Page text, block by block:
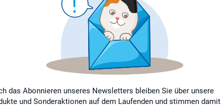
das Abonnieren unseres Newsletters bleiben Sie über unsere
und Sonderaktionen auf dem Laufenden und stimmen damit